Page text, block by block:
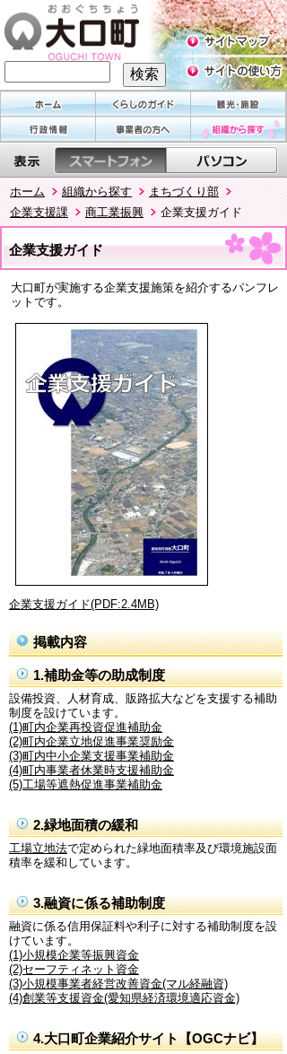
ホーム 組織から探す
まちづくり部
企業支援課
商工業振興 企業支援ガイド
企業支援ガイド
大口町が実施する企業支援施策を紹介するパンフレ
ットです。
企業支援ガイド(PDF:2.4MB)
掲載内容
1.補助金等の助成制度
設備投資、人材育成、販路拡大などを支援する補助
制度を設けています。
(1)町内企業再投資促進補助金
(2)町内企業立地促進事業奨励金
(3)町内中小企業支援事業補助金
(4)町内事業者休業時支援補助金
(5)工場等遮熱促進事業補助金
2.緑地面積の緩和
工場立地法で定められた緑地面積率及び環境施設面
積率を緩和しています。
3.融資に係る補助制度
融資に係る信用保証料や利子に対する補助制度を設
けています。
(1)小規模企業等振興資金
(2)セーフティネット資金
(3)小規模事業者経営改善資金(マル経融資)
(4)創業等支援資金(愛知県経済環境適応資金)
4.大口町企業紹介サイト【OGCナビ】